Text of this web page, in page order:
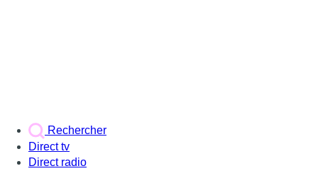
Rechercher
Direct tv
Direct radio